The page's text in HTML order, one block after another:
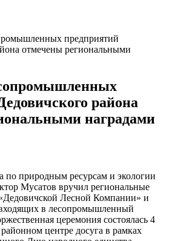
предприятий
отмечены региональными
района
наградами
по природным ресурсам и экологии
Мусатов вручил региональные
Лесной Компании» и
в лесопромышленный
церемония состоялась 4
центре досуга в рамках